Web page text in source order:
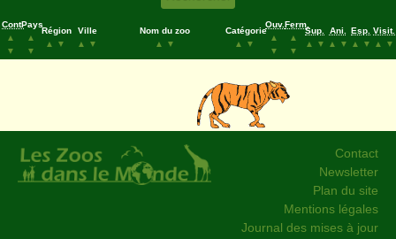
Cont.
▲
▼
Pays
▲
▼
Région
▲
▼
Ville
▲
▼
Nom du zoo
▲
▼
Catégorie
▲
▼
Ouv.
▲
▼
Ferm.
▲
▼
Sup.
▲
▼
Ani.
▲
▼
Esp.
▲
▼
Visit.
▲
▼
Contact
Newsletter
Plan du site
Mentions légales
Journal des mises à jour